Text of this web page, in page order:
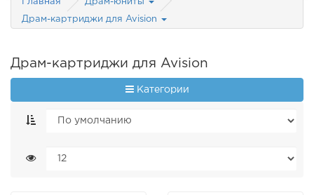
Главная Драм-юниты
Драм-картриджи для Avision
Драм-картриджи для Avision
Категории